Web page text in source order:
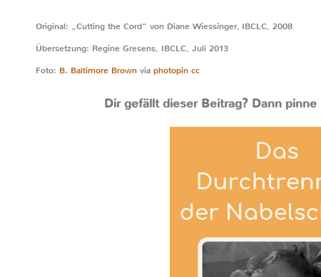
Original: „Cutting the Cord“ von Diane Wiessinger, IBCLC, 2008
Übersetzung: Regine Gresens, IBCLC, Juli 2013
Foto: B. Baltimore Brown via photopin cc
Dir gefällt dieser Beitrag? Dann